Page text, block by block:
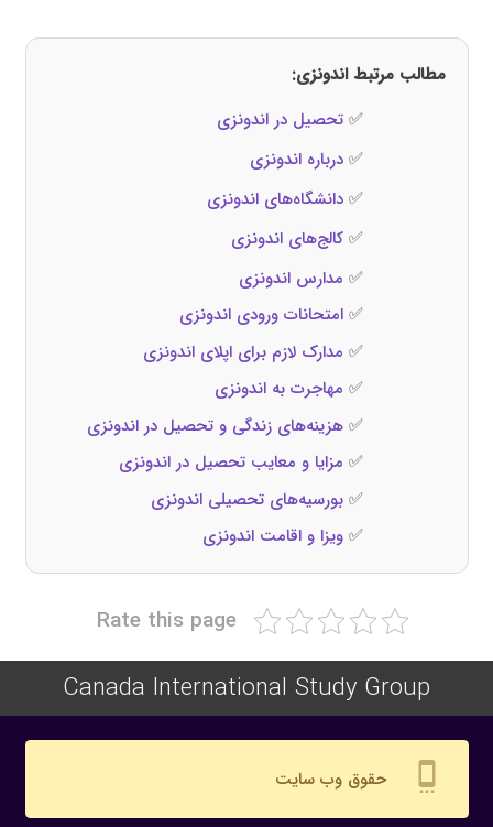
مطالب مرتبط اندونزی:
✅تحصیل در اندونزی
✅درباره اندونزی
✅دانشگاه‌های اندونزی
✅کالج‌های اندونزی
✅ مدارس اندونزی
✅امتحانات ورودی اندونزی
✅ مدارک لازم برای اپلای اندونزی
✅ مهاجرت به اندونزی
✅هزینه‌های زندگی و تحصیل در اندونزی
✅ مزایا و معایب تحصیل در اندونزی
✅بورسیه‌های تحصیلی اندونزی
✅ویزا و اقامت اندونزی
Rate this page
Canada International Study Group
settings_cell حقوق وب سایت